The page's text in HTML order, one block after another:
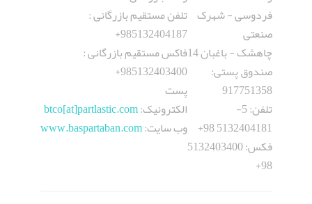
فردوسی - شهرک
صنعتی
چاهشک - باغبان 14
صندوق پستی:
917751358
تلفن: 5-
5132404181 98+
فکس: 5132403400
98+
تلفن مستقیم بازرگانی :
985132404187+
فاکس مستقیم بازرگانی :
985132403400+
پست
الکترونيک:btco[at]partlastic.com
وب سایت:www.baspartaban.com